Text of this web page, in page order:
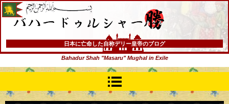
バハードゥルシャー勝(まさる)
日本に亡命した自称デリー皇帝のブログ
Bahadur Shah "Masaru" Mughal in Exile